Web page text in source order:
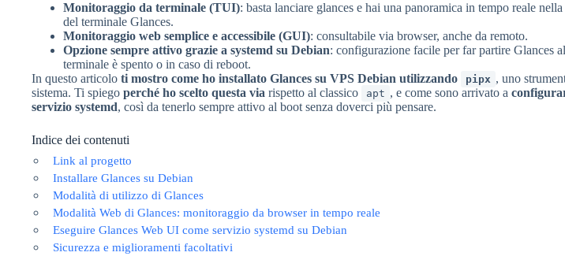
Monitoraggio da terminale (TUI): basta lanciare glances e hai una panoramica in tempo reale
del terminale Glances.
Monitoraggio web semplice e accessibile (GUI): consultabile via browser, anche da remoto.
Opzione sempre attivo grazie a systemd su Debian: configurazione facile per far partire Glances
terminale è spento o in caso di reboot.
In questo articolo ti mostro come ho installato Glances su VPS Debian utilizzando pipx , uno
sistema. Ti spiego perché ho scelto questa via rispetto al classico apt , e come sono arrivato a
servizio systemd, così da tenerlo sempre attivo al boot senza doverci più pensare.
Indice dei contenuti
Link al progetto
Installare Glances su Debian
Modalità di utilizzo di Glances
Modalità Web di Glances: monitoraggio da browser in tempo reale
Eseguire Glances Web UI come servizio systemd su Debian
Sicurezza e miglioramenti facoltativi